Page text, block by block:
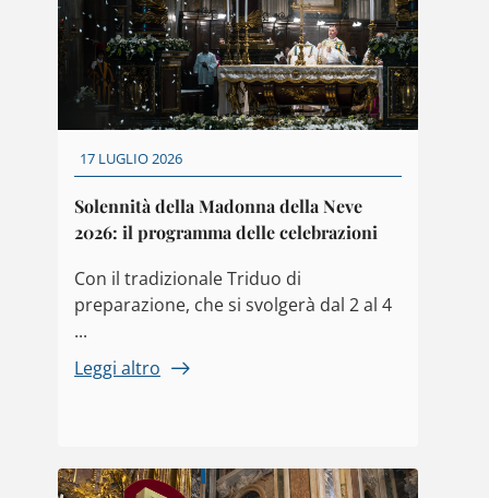
17 LUGLIO 2026
Solennità della Madonna della Neve
2026: il programma delle celebrazioni
Con il tradizionale Triduo di
preparazione, che si svolgerà dal 2 al 4
...
Leggi altro